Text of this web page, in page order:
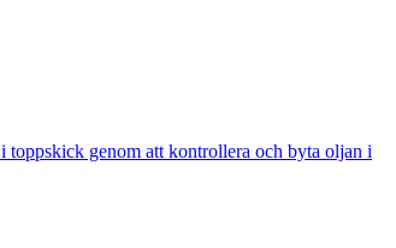
genom att kontrollera och byta oljan i